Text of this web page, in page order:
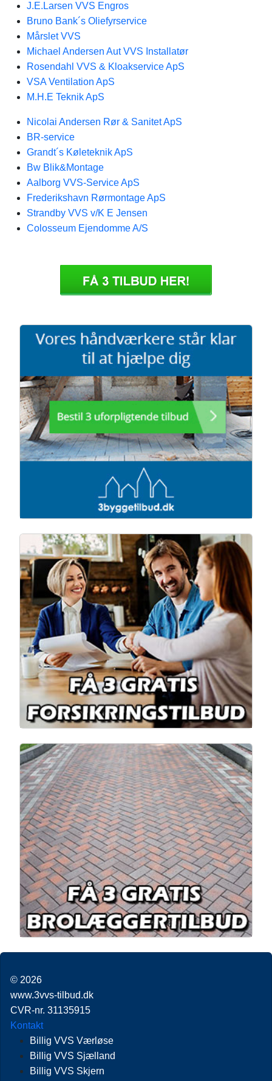
J.E.Larsen VVS Engros
Bruno Bank´s Oliefyrservice
Mårslet VVS
Michael Andersen Aut VVS Installatør
Rosendahl VVS & Kloakservice ApS
VSA Ventilation ApS
M.H.E Teknik ApS
Nicolai Andersen Rør & Sanitet ApS
BR-service
Grandt´s Køleteknik ApS
Bw Blik&Montage
Aalborg VVS-Service ApS
Frederikshavn Rørmontage ApS
Strandby VVS v/K E Jensen
Colosseum Ejendomme A/S
© 2026
www.3vvs-tilbud.dk
CVR-nr. 31135915
Kontakt
Billig VVS Værløse
Billig VVS Sjælland
Billig VVS Skjern